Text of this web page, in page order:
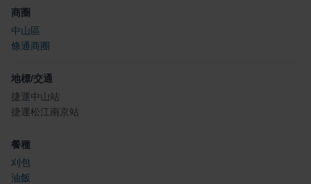
商圈
中山區
條通商圈
地標/交通
捷運中山站
捷運松江南京站
餐種
刈包
油飯